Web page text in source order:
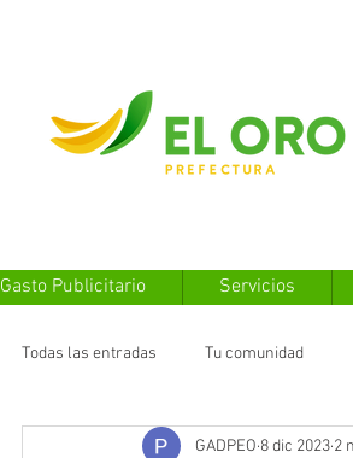
Gasto Publicitario Servicios
Todas las entradas Tu comunidad
GADPEO 8 dic 2023 2